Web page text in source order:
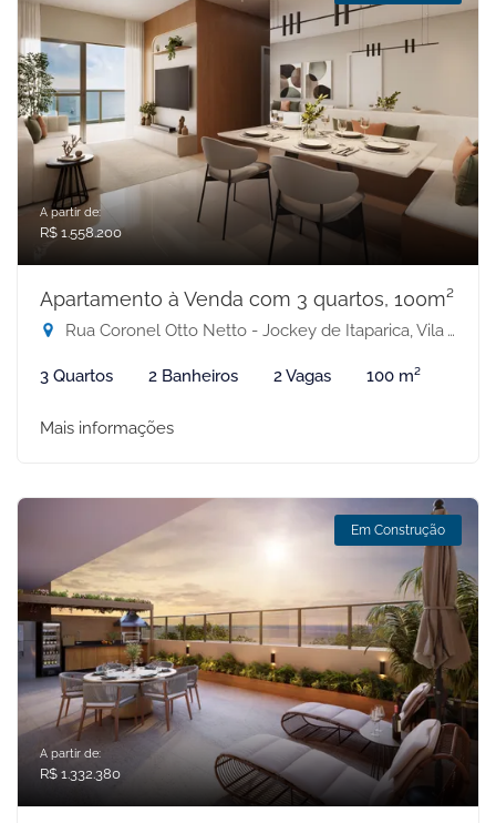
A partir de:
R$ 1.558.200
Apartamento à Venda com 3 quartos, 100m²
Rua Coronel Otto Netto - Jockey de Itaparica, Vila Velha-ES
3 Quartos 2 Banheiros 2 Vagas 100 m²
Mais informações
Em Construção
A partir de:
R$ 1.332.380